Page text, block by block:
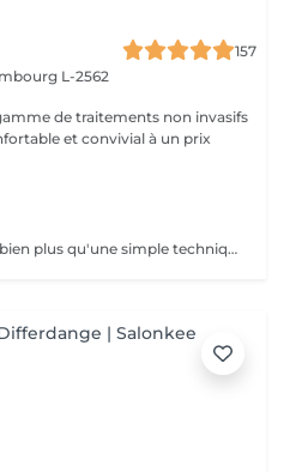
157
L-2562
de traitements non invasifs
et convivial à un prix
La pédicure japonaise, c'est bien plus qu'une simple technique de soin des ongles. Le but, c'est vraiment de redonner de l'éclat et de la vitalité aux ongles. Des ingrédients naturels sont utilisés pour chouchouter les ongles et mettre en valeur leur beauté innée : - on nourrit et on renforce les ongles avec des produits comme la cire d'abeille, le lait de riz et le soja. - on utilise des outils spécifiques et des techniques toutes douces, comme un polissage délicat et l'application de pâtes riches en nutriments.